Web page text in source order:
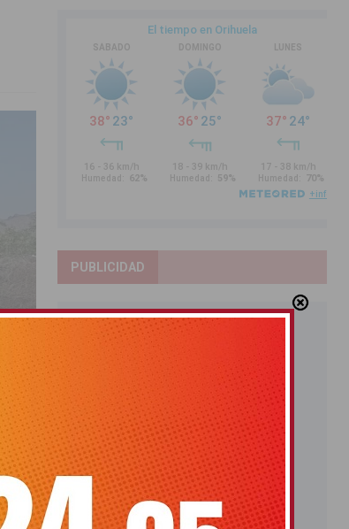
PUBLICIDAD